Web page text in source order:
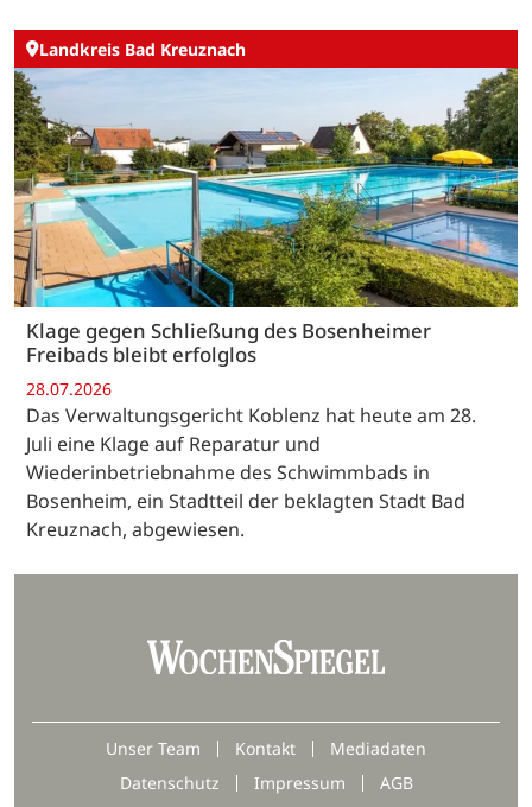
Landkreis Bad Kreuznach
Klage gegen Schließung des Bosenheimer
Freibads bleibt erfolglos
28.07.2026
Das Verwaltungsgericht Koblenz hat heute am 28.
Juli eine Klage auf Reparatur und
Wiederinbetriebnahme des Schwimmbads in
Bosenheim, ein Stadtteil der beklagten Stadt Bad
Kreuznach, abgewiesen.
Unser Team Kontakt
Mediadaten
Datenschutz
Impressum
AGB